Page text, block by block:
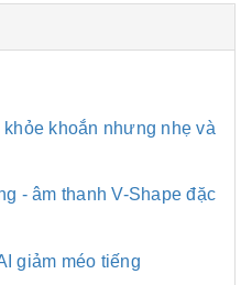
khoắn nhưng nhẹ và
- âm thanh V-Shape đặc
giảm méo tiếng